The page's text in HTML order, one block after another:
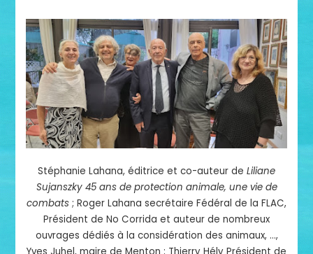
Stéphanie Lahana, éditrice et co-auteur de Liliane
Sujanszky 45 ans de protection animale, une vie de
combats ; Roger Lahana secrétaire Fédéral de la FLAC,
Président de No Corrida et auteur de nombreux
ouvrages dédiés à la considération des animaux, …,